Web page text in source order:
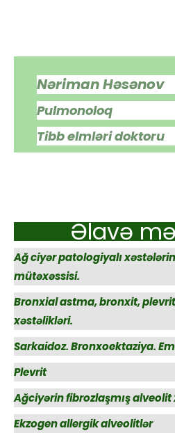
Nəriman Həsənov
Pulmonoloq
Tibb elmləri doktoru
Əlavə
Ağ ciyər patologiyalı
mütəxəssisi.
Bronxial astma, bronxit,
xəstəlikləri.
Sarkaidoz. Bronxoektaziya.
Plevrit
Ağciyərin fibrozlaşmış
Ekzogen allergik alveolitlər